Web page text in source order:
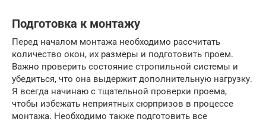
Подготовка к монтажу
Перед началом монтажа необходимо рассчитать
количество окон, их размеры и подготовить проем.
Важно проверить состояние стропильной системы и
убедиться, что она выдержит дополнительную нагрузку.
Я всегда начинаю с тщательной проверки проема,
чтобы избежать неприятных сюрпризов в процессе
монтажа. Необходимо также подготовить все